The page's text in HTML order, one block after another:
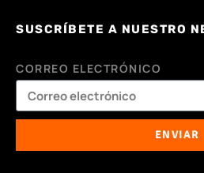
SUSCRÍBETE A NUESTRO
CORREO ELECTRÓNICO
ENVIAR